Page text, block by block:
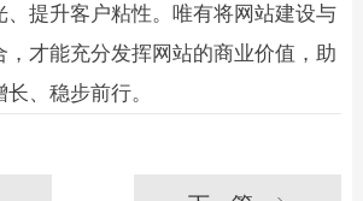
、提升客户粘性。唯有将网站建设与
，才能充分发挥网站的商业价值，助
、稳步前行。